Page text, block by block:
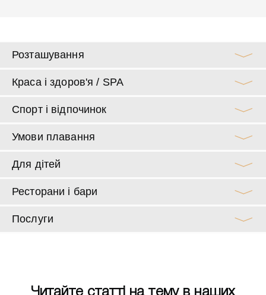
Розташування
Краса і здоров'я / SPA
Спорт і відпочинок
Умови плавання
Для дітей
Ресторани і бари
Послуги
Читайте статті на тему в наших